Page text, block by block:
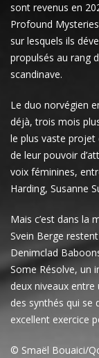
sont revenus en
Profound
sur lesquels ils
propulsés au rang
scandinave.
Le duo norvégien
déjà, trois mois
le plus vaste projet
de leur pouvoir
voix féminines,
Harding, Susanne
Mais c’est dans la
Svein Berge
Denimclad
Some Résolve, un
deux niveaux
des synthés qui se
excellent exercice
© Smaël Bouaici/